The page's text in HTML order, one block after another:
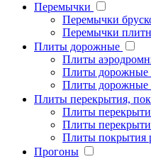
Перемычки
Перемычки
Перемычки
Плиты дорожные
Плиты
Плиты
Плиты
Плиты перекрытия,
Плиты
Плиты
Плиты покрытия
Прогоны